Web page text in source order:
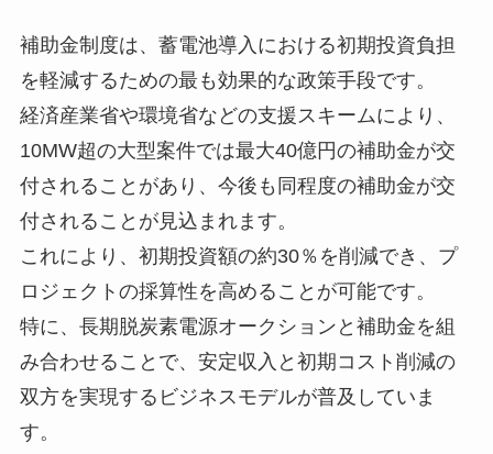
補助金制度は、蓄電池導入における初期投資負担
を軽減するための最も効果的な政策手段です。
経済産業省や環境省などの支援スキームにより、
10MW超の大型案件では最大40億円の補助金が交
付されることがあり、今後も同程度の補助金が交
付されることが見込まれます。
これにより、初期投資額の約30％を削減でき、プ
ロジェクトの採算性を高めることが可能です。
特に、長期脱炭素電源オークションと補助金を組
み合わせることで、安定収入と初期コスト削減の
双方を実現するビジネスモデルが普及していま
す。